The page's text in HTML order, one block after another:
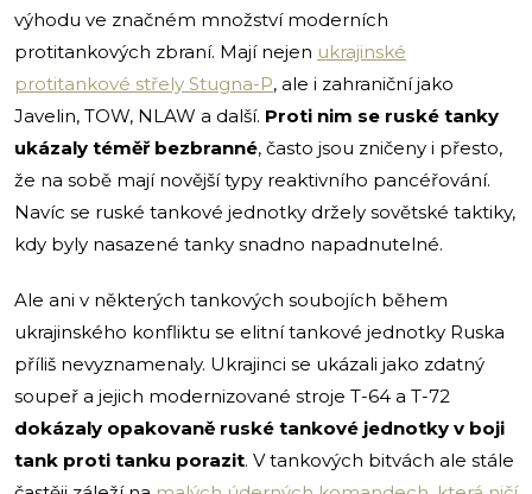
výhodu ve značném množství moderních
protitankových zbraní. Mají nejen ukrajinské
protitankové střely Stugna-P, ale i zahraniční jako
Javelin, TOW, NLAW a další. Proti nim se ruské tanky
ukázaly téměř bezbranné, často jsou zničeny i přesto,
že na sobě mají novější typy reaktivního pancéřování.
Navíc se ruské tankové jednotky držely sovětské taktiky,
kdy byly nasazené tanky snadno napadnutelné.
Ale ani v některých tankových soubojích během
ukrajinského konfliktu se elitní tankové jednotky Ruska
příliš nevyznamenaly. Ukrajinci se ukázali jako zdatný
soupeř a jejich modernizované stroje T-64 a T-72
dokázaly opakovaně ruské tankové jednotky v boji
tank proti tanku porazit. V tankových bitvách ale stále